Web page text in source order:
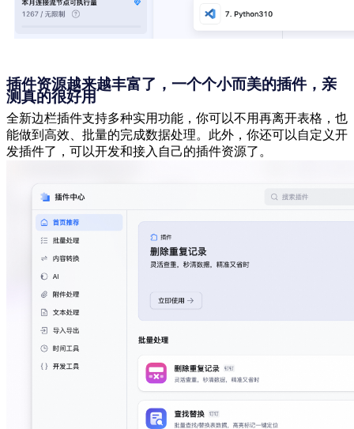
插件资源越来越丰富了，一个个小而美的插件，亲
测真的很好用
全新边栏插件支持多种实用功能，你可以不用再离开表格，也
能做到高效、批量的完成数据处理。此外，你还可以自定义开
发插件了，可以开发和接入自己的插件资源了。